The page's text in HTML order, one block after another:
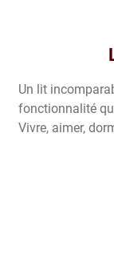
Un lit
fonctionnalité
Vivre, aimer,